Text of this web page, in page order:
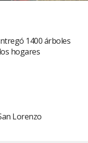
1400 árboles
hogares
Lorenzo